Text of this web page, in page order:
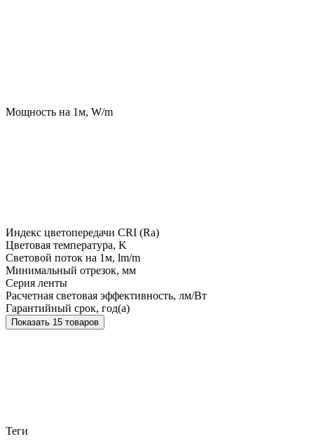
Мощность на 1м, W/m
Индекс цветопередачи CRI (Ra)
Цветовая температура, K
Световой поток на 1м, lm/m
Минимальный отрезок, мм
Серия ленты
Расчетная световая эффективность, лм/Вт
Гарантийный срок, год(а)
Показать 15 товаров
Теги